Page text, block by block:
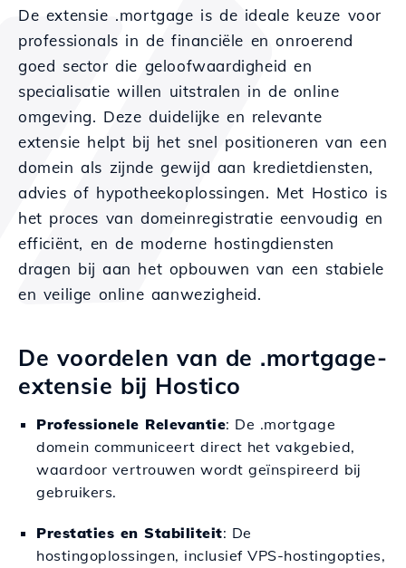
De extensie .mortgage is de ideale keuze voor
professionals in de financiële en onroerend
goed sector die geloofwaardigheid en
specialisatie willen uitstralen in de online
omgeving. Deze duidelijke en relevante
extensie helpt bij het snel positioneren van een
domein als zijnde gewijd aan kredietdiensten,
advies of hypotheekoplossingen. Met Hostico is
het proces van domeinregistratie eenvoudig en
efficiënt, en de moderne hostingdiensten
dragen bij aan het opbouwen van een stabiele
en veilige online aanwezigheid.
De voordelen van de .mortgage-
extensie bij Hostico
Professionele Relevantie: De .mortgage
domein communiceert direct het vakgebied,
waardoor vertrouwen wordt geïnspireerd bij
gebruikers.
Prestaties en Stabiliteit: De
hostingoplossingen, inclusief VPS-hostingopties,